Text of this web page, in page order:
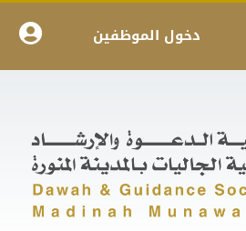
دخول الموظفين